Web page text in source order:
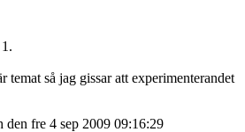
temat så jag gissar att experimenterandet
fre 4 sep 2009 09:16:29